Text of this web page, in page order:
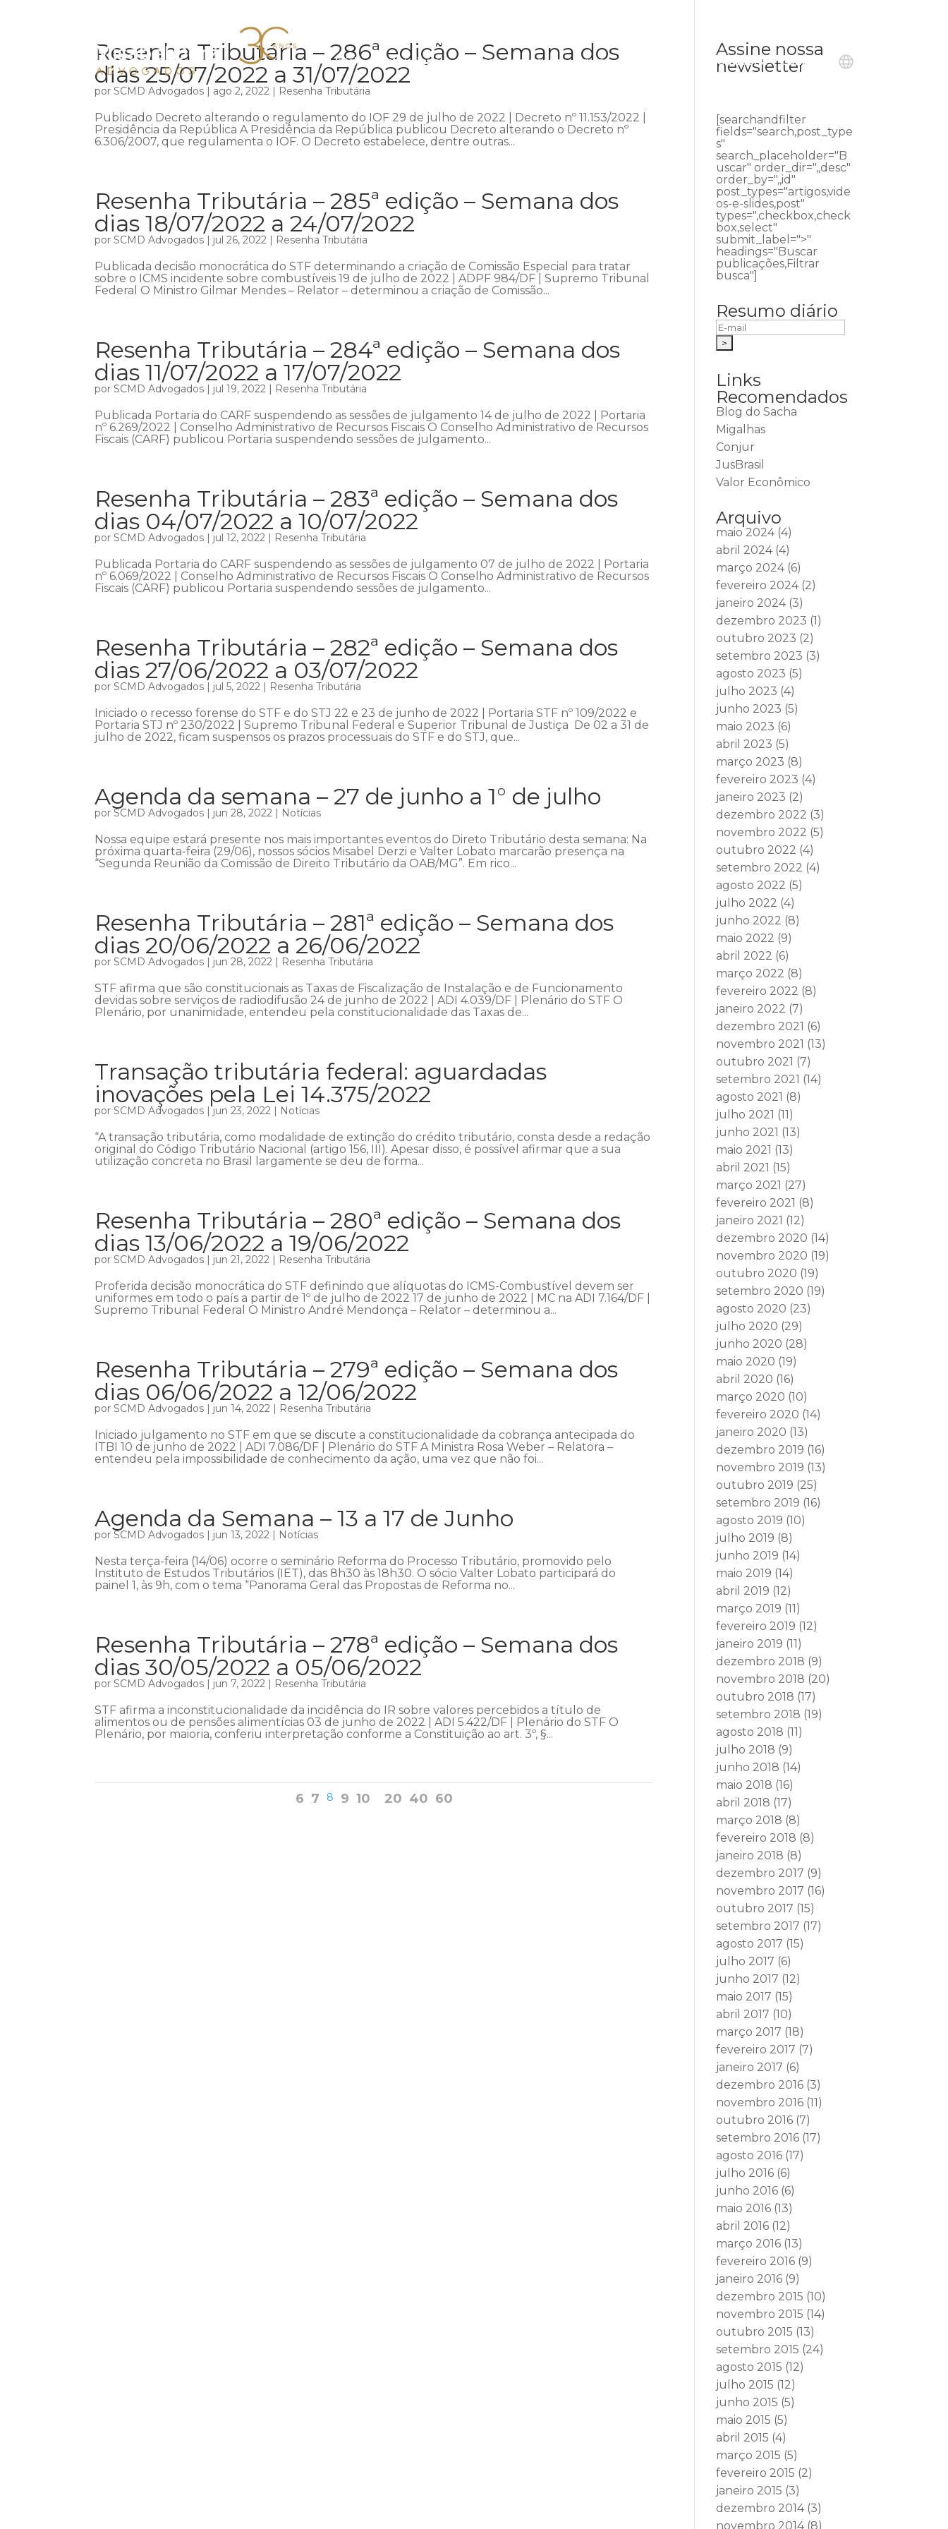
Início Institucional Áreas de atuação Equipe Ouvidoria Contato
Resenha Tributária – 286ª edição – Semana dos
dias 25/07/2022 a 31/07/2022
porSCMD Advogados | ago 2, 2022 | Resenha Tributária
Publicado Decreto alterando o regulamento do IOF 29 de julho de 2022 | Decreto nº 11.153/2022 |
Presidência da República A Presidência da República publicou Decreto alterando o Decreto nº
6.306/2007, que regulamenta o IOF. O Decreto estabelece, dentre outras...
Resenha Tributária – 285ª edição – Semana dos
dias 18/07/2022 a 24/07/2022
porSCMD Advogados | jul 26, 2022 | Resenha Tributária
Publicada decisão monocrática do STF determinando a criação de Comissão Especial para tratar
sobre o ICMS incidente sobre combustíveis 19 de julho de 2022 | ADPF 984/DF | Supremo Tribunal
Federal O Ministro Gilmar Mendes – Relator – determinou a criação de Comissão...
Resenha Tributária – 284ª edição – Semana dos
dias 11/07/2022 a 17/07/2022
porSCMD Advogados | jul 19, 2022 | Resenha Tributária
Publicada Portaria do CARF suspendendo as sessões de julgamento 14 de julho de 2022 | Portaria
nº 6.269/2022 | Conselho Administrativo de Recursos Fiscais O Conselho Administrativo de Recursos
Fiscais (CARF) publicou Portaria suspendendo sessões de julgamento...
Resenha Tributária – 283ª edição – Semana dos
dias 04/07/2022 a 10/07/2022
porSCMD Advogados | jul 12, 2022 | Resenha Tributária
Publicada Portaria do CARF suspendendo as sessões de julgamento 07 de julho de 2022 | Portaria
nº 6.069/2022 | Conselho Administrativo de Recursos Fiscais O Conselho Administrativo de Recursos
Fiscais (CARF) publicou Portaria suspendendo sessões de julgamento...
Resenha Tributária – 282ª edição – Semana dos
dias 27/06/2022 a 03/07/2022
porSCMD Advogados | jul 5, 2022 | Resenha Tributária
Iniciado o recesso forense do STF e do STJ 22 e 23 de junho de 2022 | Portaria STF nº 109/2022 e
Portaria STJ nº 230/2022 | Supremo Tribunal Federal e Superior Tribunal de Justiça De 02 a 31 de
julho de 2022, ficam suspensos os prazos processuais do STF e do STJ, que...
Agenda da semana – 27 de junho a 1° de julho
porSCMD Advogados | jun 28, 2022 | Notícias
Nossa equipe estará presente nos mais importantes eventos do Direto Tributário desta semana: Na
próxima quarta-feira (29/06), nossos sócios Misabel Derzi e Valter Lobato marcarão presença na
“Segunda Reunião da Comissão de Direito Tributário da OAB/MG”. Em rico...
Resenha Tributária – 281ª edição – Semana dos
dias 20/06/2022 a 26/06/2022
porSCMD Advogados | jun 28, 2022 | Resenha Tributária
STF afirma que são constitucionais as Taxas de Fiscalização de Instalação e de Funcionamento
devidas sobre serviços de radiodifusão 24 de junho de 2022 | ADI 4.039/DF | Plenário do STF O
Plenário, por unanimidade, entendeu pela constitucionalidade das Taxas de...
Transação tributária federal: aguardadas
inovações pela Lei 14.375/2022
porSCMD Advogados |jun 23, 2022 | Notícias
“A transação tributária, como modalidade de extinção do crédito tributário, consta desde a redação
original do Código Tributário Nacional (artigo 156, III). Apesar disso, é possível afirmar que a sua
utilização concreta no Brasil largamente se deu de forma...
Resenha Tributária – 280ª edição – Semana dos
dias 13/06/2022 a 19/06/2022
porSCMD Advogados | jun 21, 2022 | Resenha Tributária
Proferida decisão monocrática do STF definindo que alíquotas do ICMS-Combustível devem ser
uniformes em todo o país a partir de 1º de julho de 2022 17 de junho de 2022 | MC na ADI 7.164/DF |
Supremo Tribunal Federal O Ministro André Mendonça – Relator – determinou a...
Resenha Tributária – 279ª edição – Semana dos
dias 06/06/2022 a 12/06/2022
porSCMD Advogados | jun 14, 2022 | Resenha Tributária
Iniciado julgamento no STF em que se discute a constitucionalidade da cobrança antecipada do
ITBI 10 de junho de 2022 | ADI 7.086/DF | Plenário do STF A Ministra Rosa Weber – Relatora –
entendeu pela impossibilidade de conhecimento da ação, uma vez que não foi...
Agenda da Semana – 13 a 17 de Junho
porSCMD Advogados | jun 13, 2022 | Notícias
Nesta terça-feira (14/06) ocorre o seminário Reforma do Processo Tributário, promovido pelo
Instituto de Estudos Tributários (IET), das 8h30 às 18h30. O sócio Valter Lobato participará do
painel 1, às 9h, com o tema “Panorama Geral das Propostas de Reforma no...
Resenha Tributária – 278ª edição – Semana dos
dias 30/05/2022 a 05/06/2022
porSCMD Advogados | jun 7, 2022 | Resenha Tributária
STF afirma a inconstitucionalidade da incidência do IR sobre valores percebidos a título de
alimentos ou de pensões alimentícias 03 de junho de 2022 | ADI 5.422/DF | Plenário do STF O
Plenário, por maioria, conferiu interpretação conforme a Constituição ao art. 3º, §...
6 7 8 9 10 20 40 60
Assine nossa
newsletter
[searchandfilter
fields="search,post_type
s"
search_placeholder="B
uscar" order_dir=",,desc"
order_by=",,id"
post_types="artigos,vide
os-e-slides,post"
types=",checkbox,check
box,select"
submit_label=">"
headings="Buscar
publicações,Filtrar
busca"]
Resumo diário
Links
Recomendados
Blog do Sacha
Migalhas
Conjur
JusBrasil
Valor Econômico
Arquivo
maio 2024(4)
abril 2024(4)
março 2024(6)
fevereiro 2024(2)
janeiro 2024(3)
dezembro 2023 (1)
outubro 2023 (2)
setembro 2023 (3)
agosto 2023 (5)
julho 2023 (4)
junho 2023 (5)
maio 2023 (6)
abril 2023 (5)
março 2023 (8)
fevereiro 2023 (4)
janeiro 2023 (2)
dezembro 2022 (3)
novembro 2022 (5)
outubro 2022 (4)
setembro 2022 (4)
agosto 2022 (5)
julho 2022 (4)
junho 2022 (8)
maio 2022 (9)
abril 2022 (6)
março 2022 (8)
fevereiro 2022 (8)
janeiro 2022 (7)
dezembro 2021 (6)
novembro 2021 (13)
outubro 2021 (7)
setembro 2021 (14)
agosto 2021 (8)
julho 2021 (11)
junho 2021 (13)
maio 2021 (13)
abril 2021 (15)
março 2021 (27)
fevereiro 2021 (8)
janeiro 2021 (12)
dezembro 2020 (14)
novembro 2020 (19)
outubro 2020 (19)
setembro 2020 (19)
agosto 2020 (23)
julho 2020 (29)
junho 2020 (28)
maio 2020 (19)
abril 2020 (16)
março 2020 (10)
fevereiro 2020 (14)
janeiro 2020 (13)
dezembro 2019 (16)
novembro 2019 (13)
outubro 2019 (25)
setembro 2019 (16)
agosto 2019 (10)
julho 2019 (8)
junho 2019 (14)
maio 2019 (14)
abril 2019 (12)
março 2019 (11)
fevereiro 2019 (12)
janeiro 2019 (11)
dezembro 2018 (9)
novembro 2018 (20)
outubro 2018 (17)
setembro 2018 (19)
agosto 2018 (11)
julho 2018 (9)
junho 2018 (14)
maio 2018 (16)
abril 2018 (17)
março 2018 (8)
fevereiro 2018 (8)
janeiro 2018 (8)
dezembro 2017 (9)
novembro 2017 (16)
outubro 2017 (15)
setembro 2017 (17)
agosto 2017 (15)
julho 2017 (6)
junho 2017 (12)
maio 2017 (15)
abril 2017 (10)
março 2017 (18)
fevereiro 2017 (7)
janeiro 2017 (6)
dezembro 2016 (3)
novembro 2016 (11)
outubro 2016 (7)
setembro 2016 (17)
agosto 2016 (17)
julho 2016 (6)
junho 2016 (6)
maio 2016 (13)
abril 2016 (12)
março 2016 (13)
fevereiro 2016 (9)
janeiro 2016 (9)
dezembro 2015 (10)
novembro 2015 (14)
outubro 2015 (13)
setembro 2015 (24)
agosto 2015 (12)
julho 2015 (12)
junho 2015 (5)
maio 2015 (5)
abril 2015 (4)
março 2015 (5)
fevereiro 2015 (2)
janeiro 2015 (3)
dezembro 2014(3)
novembro 2014(8)